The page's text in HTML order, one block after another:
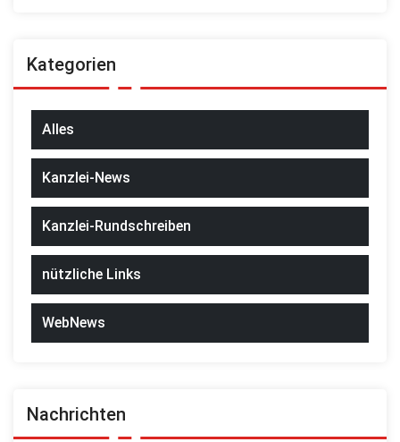
Kategorien
Alles
Kanzlei-News
Kanzlei-Rundschreiben
nützliche Links
WebNews
Nachrichten